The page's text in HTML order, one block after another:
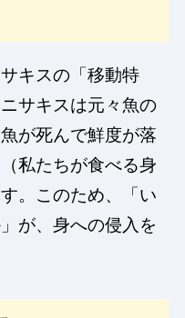
キスの「移動特
サキスは元々魚の
が死んで鮮度が落
私たちが食べる身
。このため、「い
が、身への侵入を